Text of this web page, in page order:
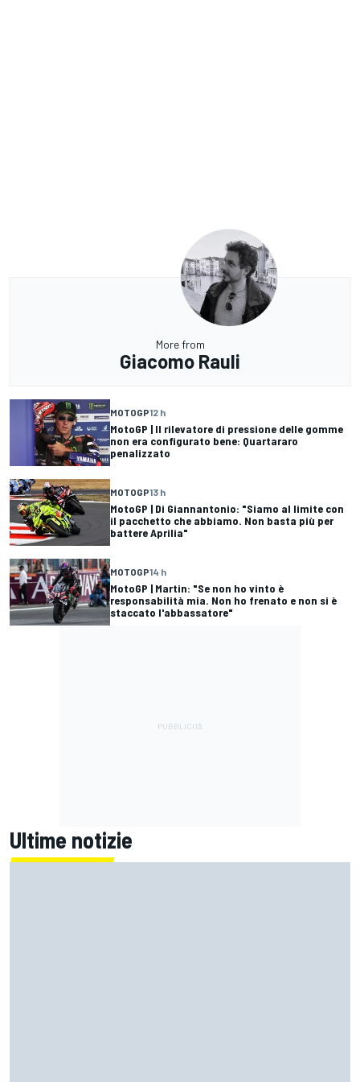
More from
Giacomo Rauli
MOTOGP12 h
MotoGP | Il rilevatore di pressione delle gomme
non era configurato bene: Quartararo
penalizzato
MOTOGP13 h
MotoGP | Di Giannantonio: "Siamo al limite con
il pacchetto che abbiamo. Non basta più per
battere Aprilia"
MOTOGP14 h
MotoGP | Martin: "Se non ho vinto è
responsabilità mia. Non ho frenato e non si è
staccato l'abbassatore"
Ultime notizie